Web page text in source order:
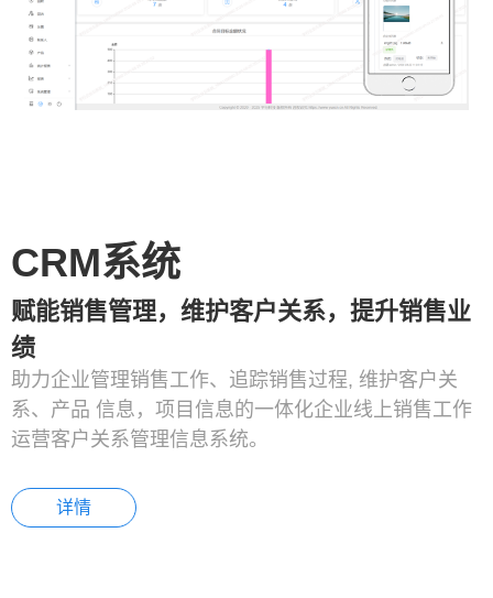
CRM系统
赋能销售管理，维护客户关系，提升销售业
绩
助力企业管理销售工作、追踪销售过程, 维护客户关
系、产品 信息，项目信息的一体化企业线上销售工作
运营客户关系管理信息系统。
详情